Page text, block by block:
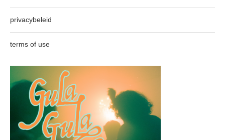
privacybeleid
terms of use